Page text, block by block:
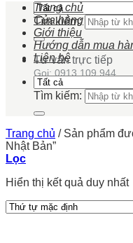
Tìm kiếm:
Tư vấn trực tiếp
Gọi: 0913 109 944
Trang chủ
Cửa hàng
Giới thiệu
Hướng dẫn mua
Liên hệ
Tìm kiếm:
Trang chủ /Sản phẩm
Nhật Bản”
Lọc
Hiển thị kết quả duy nhất